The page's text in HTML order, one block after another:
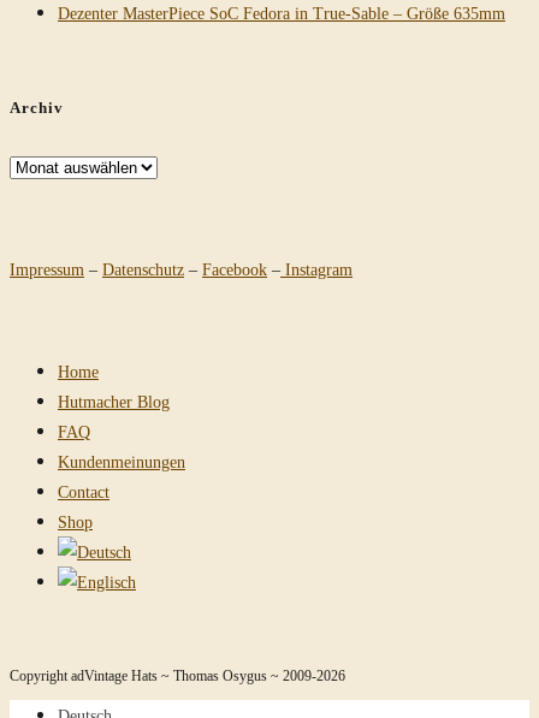
Dezenter MasterPiece SoC Fedora in True-Sable – Größe 635mm
Archiv
Archiv
Impressum – Datenschutz – Facebook – Instagram
Home
Hutmacher Blog
FAQ
Kundenmeinungen
Contact
Shop
Copyright adVintage Hats ~ Thomas Osygus ~ 2009-2026